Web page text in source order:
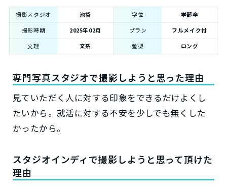
撮影スタジオ 池袋 学位 学部卒
撮影時期 2025年02月 プラン フルメイク付
文理 文系 髪型 ロング
専門写真スタジオで撮影しようと思った理由
見ていただく人に対する印象をできるだけよくし
たいから。就活に対する不安を少しでも無くした
かったから。
スタジオインディで撮影しようと思って頂けた
理由